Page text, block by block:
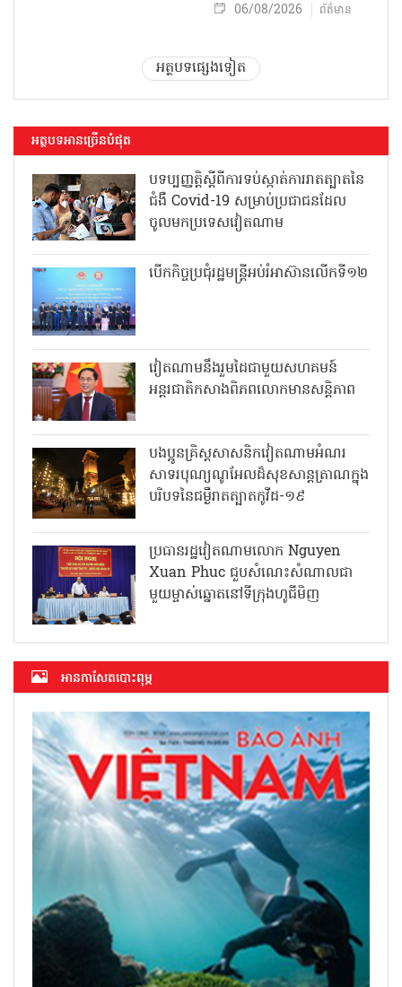
06/08/2026 ព័ត៌មាន
អត្ថបទផ្សេងទៀត
អត្ថបទអានច្រើនបំផុត
បទប្បញ្ញត្តិស្តីពីការទប់ស្កាត់ការរាតត្បាតនៃ
ជំងឺ Covid-19 សម្រាប់ប្រជាជនដែល
ចូលមកប្រទេសវៀតណាម
បើកកិច្ចប្រជុំរដ្ឋមន្ត្រីអប់រំអាស៊ានលើកទី១២
វៀតណាមនឹងរួមដៃជាមួយសហគមន៍
អន្តរជាតិកសាងពិភពលោកមានសន្តិភាព
បងប្អូនគ្រិស្តសាសនិកវៀតណាមអំណរ
សាទរបុណ្យណូអែលដ៏សុខសាន្តត្រាណក្នុង
បរិបទនៃជម្ងឺរាតត្បាតកូវីដ-១៩
ប្រធានរដ្ឋវៀតណាមលោក Nguyen
Xuan Phuc ជួបសំណេះសំណាលជា
មួយម្ចាស់ឆ្នោតនៅទីក្រុងហូជីមិញ
អាន​កាសែត​បោះពុម្ភ